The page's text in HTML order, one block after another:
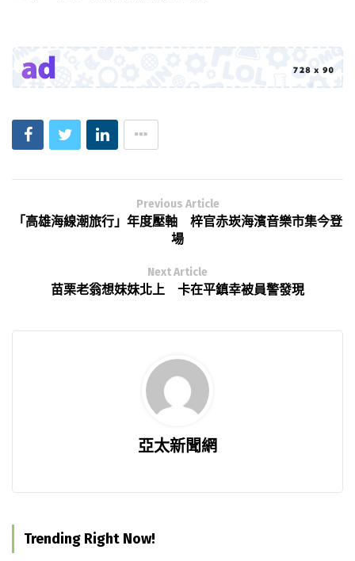
Previous Article
「高雄海線潮旅行」年度壓軸 梓官赤崁海濱音樂市集今登
場
Next Article
苗栗老翁想妹妹北上 卡在平鎮幸被員警發現
亞太新聞網
Trending Right Now!